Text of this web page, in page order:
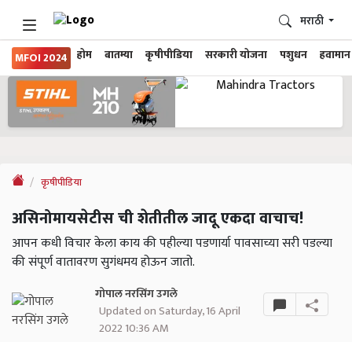
MFOI 2024 होम बातम्या कृषीपीडिया सरकारी योजना पशुधन हवामान
मराठी
कृषीपीडिया
असिनोमायसेटीस ची शेतीतील जादू एकदा वाचाच!
आपन कधी विचार केला काय की पहील्या पडणार्या पावसाच्या सरी पडल्या
की संपूर्ण वातावरण सुगंधमय होऊन जातो.
गोपाल नरसिंग उगले
Updated on Saturday, 16 April
2022 10:36 AM